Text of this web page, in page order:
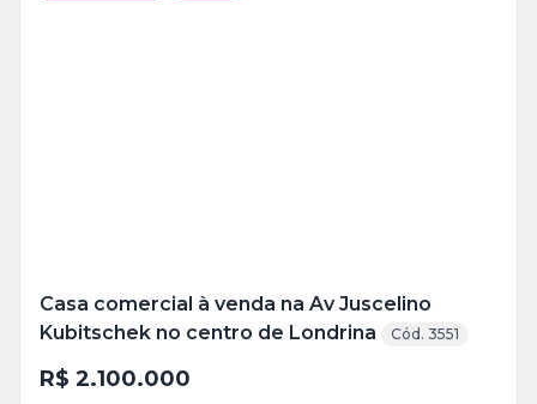
Casa comercial à venda na Av Juscelino
Kubitschek no centro de Londrina
Cód. 3551
R$ 2.100.000